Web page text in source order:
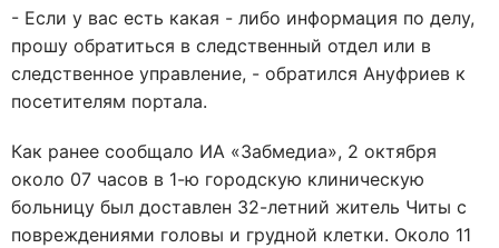
- Если у вас есть какая - либо информация по делу,
прошу обратиться в следственный отдел или в
следственное управление, - обратился Ануфриев к
посетителям портала.
Как ранее сообщало ИА «Забмедиа», 2 октября
около 07 часов в 1-ю городскую клиническую
больницу был доставлен 32-летний житель Читы с
повреждениями головы и грудной клетки. Около 11